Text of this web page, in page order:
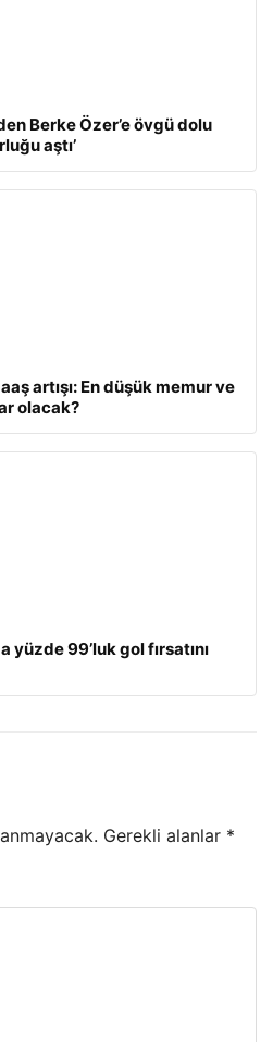
Berke Özer’e övgü dolu
aştı’
artışı: En düşük memur ve
olacak?
yüzde 99’luk gol fırsatını
Gerekli alanlar *